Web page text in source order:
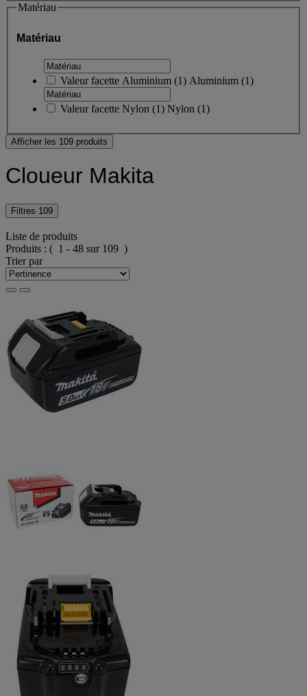
Matériau
Matériau
Valeur facette Aluminium (1) Aluminium (1)
Valeur facette Nylon (1) Nylon (1)
Afficher les 109 produits
Cloueur Makita
Filtres 109
Liste de produits
Produits : ( 1 - 48 sur 109 )
Trier par